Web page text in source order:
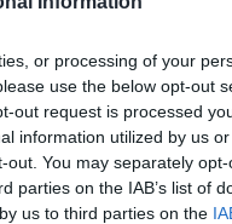
or processing of your
use the below opt-out
out request is processed
information utilized by us
You may separately
parties on the IAB’s list of
us to third parties on the
Informática - Internet -
Imagen y Sonido:
Consumibles
Máquinas de
Multifunción
Servicios Empresariales: